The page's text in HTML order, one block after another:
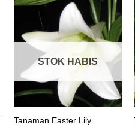
STOK HABIS
Tanaman Easter Lily